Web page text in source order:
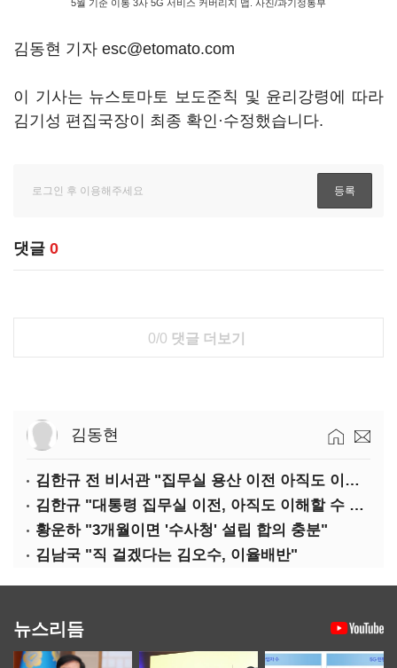
5월 기준 이통 3사 5G 서비스 커버리지 맵. 사진/과기정통부
김동현 기자 esc@etomato.com
이 기사는 뉴스토마토 보도준칙 및 윤리강령에 따라
김기성 편집국장이 최종 확인·수정했습니다.
댓글 0
0/0 댓글 더보기
김동현
김한규 전 비서관 "집무실 용산 이전 아직도 이해 못 해…독단 우려"
김한규 "대통령 집무실 이전, 아직도 이해할 수 없는 결정"
황운하 "3개월이면 '수사청' 설립 합의 충분"
김남국 "직 걸겠다는 김오수, 이율배반"
뉴스리듬